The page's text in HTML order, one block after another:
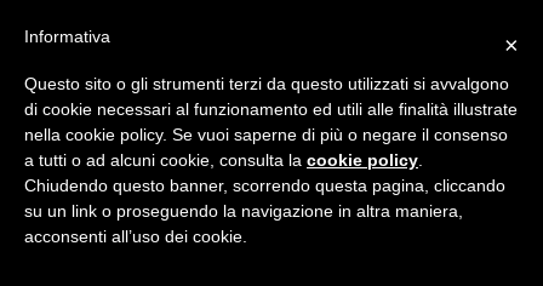
Shop Avast Ultimate
×
Informativa
Questo sito o gli strumenti terzi da questo utilizzati si avvalgono
di cookie necessari al funzionamento ed utili alle finalità illustrate
nella cookie policy. Se vuoi saperne di più o negare il consenso
a tutti o ad alcuni cookie, consulta la cookie policy.
Chiudendo questo banner, scorrendo questa pagina, cliccando
su un link o proseguendo la navigazione in altra maniera,
acconsenti all’uso dei cookie.